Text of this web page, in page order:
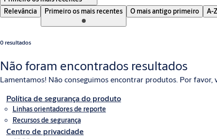
Relevância
Primeiro os mais recentes O mais antigo primeiro A-Z
0 resultados
Não foram encontrados resultados
Lamentamos! Não conseguimos encontrar produtos. Por favor,
Política de segurança do produto
Linhas orientadores de reporte
Recursos de segurança
Centro de privacidade